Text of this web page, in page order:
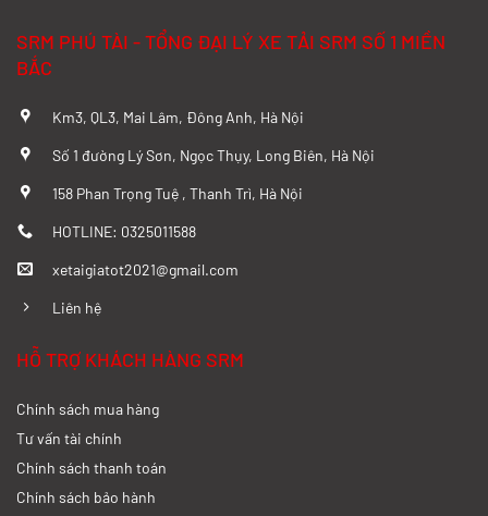
SRM PHÚ TÀI - TỔNG ĐẠI LÝ XE TẢI SRM SỐ 1 MIỀN
BẮC
Km3, QL3, Mai Lâm, Đông Anh, Hà Nội
Số 1 đường Lý Sơn, Ngọc Thụy, Long Biên, Hà Nội
158 Phan Trọng Tuệ , Thanh Trì, Hà Nội
HOTLINE: 0325011588
xetaigiatot2021@gmail.com
Liên hệ
HỖ TRỢ KHÁCH HÀNG SRM
Chính sách mua hàng
Tư vấn tài chính
Chính sách thanh toán
Chính sách bảo hành